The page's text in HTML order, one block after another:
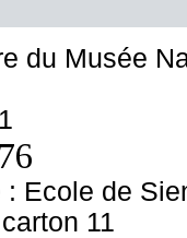
du Musée
: Ecole de
11